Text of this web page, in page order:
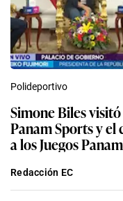
Polideportivo
Simone Biles
Panam Sports y
a los Juegos
Redacción EC